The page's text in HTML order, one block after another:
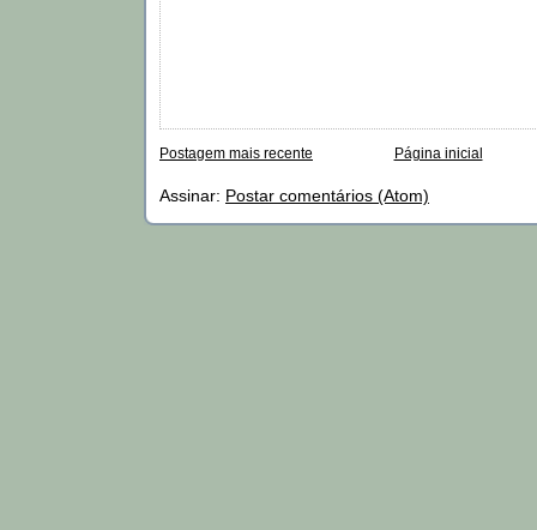
Postagem mais recente Página inicial
Assinar: Postar comentários (Atom)